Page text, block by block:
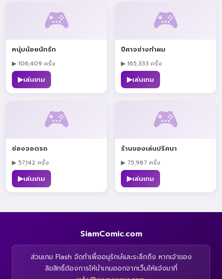
🎮
หนุ่มน้อยนักรัก
▶ 106,409 ครั้ง
▶เล่นเกม
🎮
ปีศาจช่างทำผม
▶ 165,333 ครั้ง
▶เล่นเกม
🎮
ช่องจอดรถ
▶ 57,142 ครั้ง
▶เล่นเกม
🎮
ร้านของเล่นปริศนา
▶ 75,987 ครั้ง
▶เล่นเกม
SiamComic.com
ส่วนเกม Flash จัดทำเพื่ออนุรักษ์และระลึกถึง หากเจ้าของ
ลิขสิทธิ์ต้องการให้นำเกมออกจากเว็บให้แจ้งมาที่